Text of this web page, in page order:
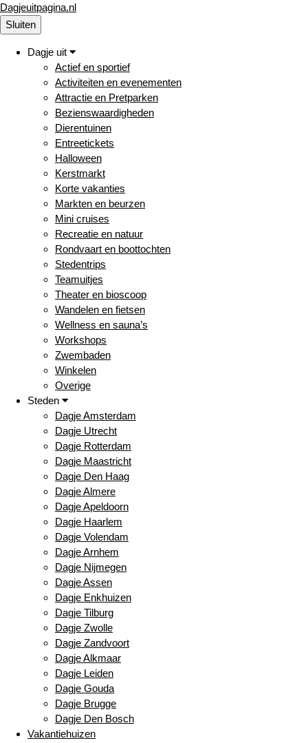
Dagjeuitpagina.nl
Sluiten
Dagje uit
Actief en sportief
Activiteiten en evenementen
Attractie en Pretparken
Bezienswaardigheden
Dierentuinen
Entreetickets
Halloween
Kerstmarkt
Korte vakanties
Markten en beurzen
Mini cruises
Recreatie en natuur
Rondvaart en boottochten
Stedentrips
Teamuitjes
Theater en bioscoop
Wandelen en fietsen
Wellness en sauna’s
Workshops
Zwembaden
Winkelen
Overige
Steden
Dagje Amsterdam
Dagje Utrecht
Dagje Rotterdam
Dagje Maastricht
Dagje Den Haag
Dagje Almere
Dagje Apeldoorn
Dagje Haarlem
Dagje Volendam
Dagje Arnhem
Dagje Nijmegen
Dagje Assen
Dagje Enkhuizen
Dagje Tilburg
Dagje Zwolle
Dagje Zandvoort
Dagje Alkmaar
Dagje Leiden
Dagje Gouda
Dagje Brugge
Dagje Den Bosch
Vakantiehuizen